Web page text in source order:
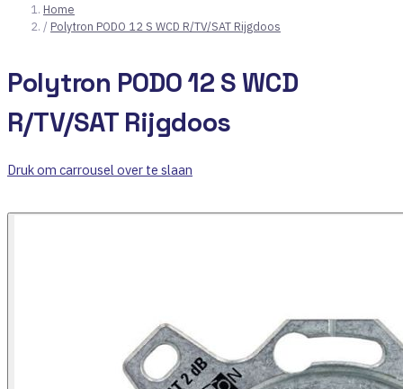
Home
/ Polytron PODO 12 S WCD R/TV/SAT Rijgdoos
Polytron PODO 12 S WCD
R/TV/SAT Rijgdoos
Druk om carrousel over te slaan